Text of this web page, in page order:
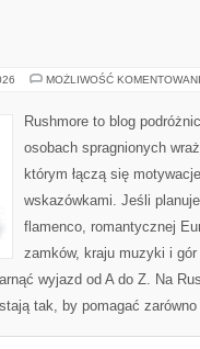
MOŻLIWOŚĆ
Rushmore to blog
osobach spragnionych
którym łączą się
wskazówkami. Jeśli
flamenco, romantycznej
zamków, kraju muzyki i
wyjazd od A do Z. Na
tak, by pomagać